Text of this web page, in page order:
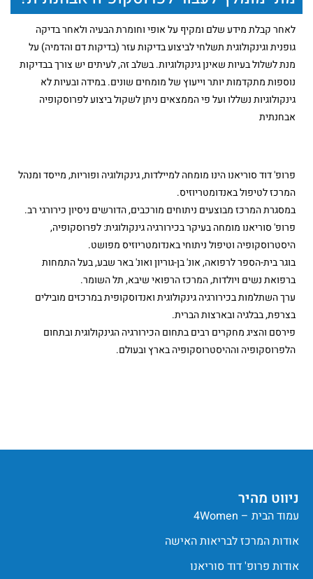
לאחר קבלת מידע שלם ומקיף על אופי וחומרת הבעיה ולאחר בדיקה
גופנית וגינקולוגית תשלחי לביצוע בדיקות עזר (בדיקות דם והדמיה) על
מנת לשלול בעיות שאינן גינקולוגיות. בשלב זה, לעיתים יש צורך בבדיקות
נוספות מתקדמות יותר וייעוץ של מומחים שונים. במידה ובעיות לא
גינקולוגיות נשללו ועל פי הממצאים ניתן לשקול ביצוע לפרוסקופיה
אבחנתית
פרופ' דוד סוריאנו הינו מומחה למיילדות, גינקולוגיה ופוריות, מייסד ומנהל
המרכז לטיפול באנדומטריוזיס.
במסגרת המרכז מבוצעים ניתוחים מורכבים, הדורשים ניסיון כירורגי רב.
פרופ' סוריאנו מומחה בעיקר בכירורגיה גינקולוגית: לפרוסקופיה,
היסטרוסקופיה וטיפול ניתוחי באנדומטריוזיס מפושט.
בוגר בית-הספר לרפואה, אונ' בן-גוריון ואונ' באר שבע, בעל התמחות
ברפואת נשים ויולדות, המרכז הרפואי שיבא, תל השומר.
ערך השתלמות בכירורגיה גינקולוגית ואנדוסקופית במרכזים מובילים
בצרפת, בבלגיה ובארצות הברית.
פירסם והציג מחקרים רבים בתחום הכירורגיה הגינקולוגית ובתחום
הלפרוסקופיה וההיסטרוסקופיה בארץ ובעולם.
ניווט מהיר
עמוד הבית – 4Women
אודות המרכז לבריאות האישה
אודות פרופ' דוד סוריאנו